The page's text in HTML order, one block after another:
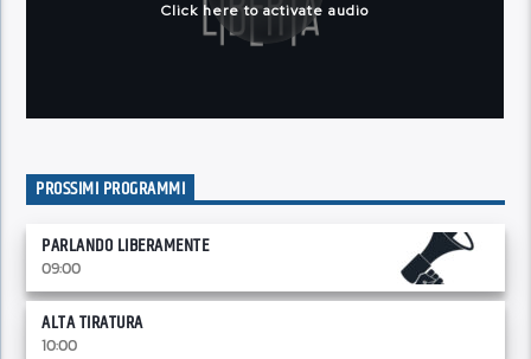
PROSSIMI PROGRAMMI
PARLANDO LIBERAMENTE
09:00
ALTA TIRATURA
10:00